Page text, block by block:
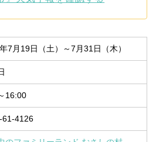
7月19日（土）～7月31日（木）
16:00
61-4126